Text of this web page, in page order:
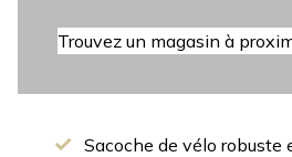
Trouvez un magasin à
Sacoche de vélo robuste